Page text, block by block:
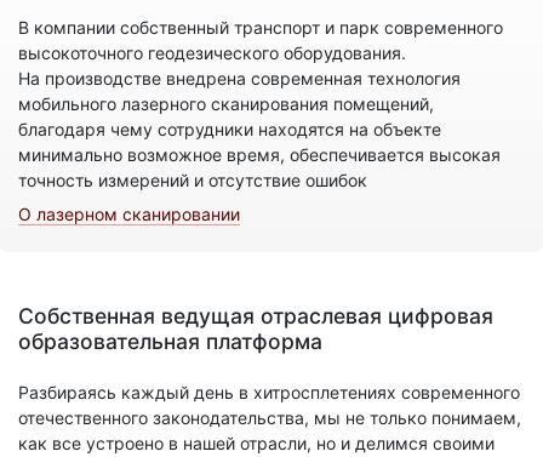
В компании собственный транспорт и парк современного
высокоточного геодезического оборудования.
На производстве внедрена современная технология
мобильного лазерного сканирования помещений,
благодаря чему сотрудники находятся на объекте
минимально возможное время, обеспечивается высокая
точность измерений и отсутствие ошибок
О лазерном сканировании
Собственная ведущая отраслевая цифровая
образовательная платформа
Разбираясь каждый день в хитросплетениях современного
отечественного законодательства, мы не только понимаем,
как все устроено в нашей отрасли, но и делимся своими